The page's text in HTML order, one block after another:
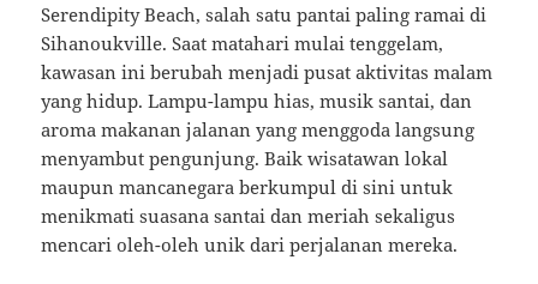
Serendipity Beach, salah satu pantai paling ramai di
Sihanoukville. Saat matahari mulai tenggelam,
kawasan ini berubah menjadi pusat aktivitas malam
yang hidup. Lampu-lampu hias, musik santai, dan
aroma makanan jalanan yang menggoda langsung
menyambut pengunjung. Baik wisatawan lokal
maupun mancanegara berkumpul di sini untuk
menikmati suasana santai dan meriah sekaligus
mencari oleh-oleh unik dari perjalanan mereka.